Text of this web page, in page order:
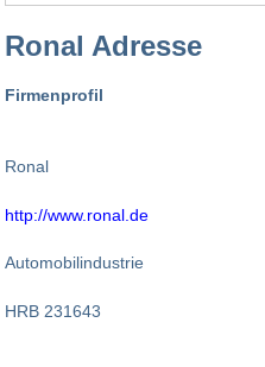
Ronal Adresse
Firmenprofil
Ronal
http://www.ronal.de
Automobilindustrie
HRB 231643